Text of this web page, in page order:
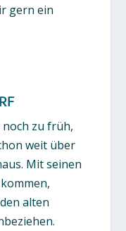
gern ein
zu früh,
weit über
Mit seinen
alten